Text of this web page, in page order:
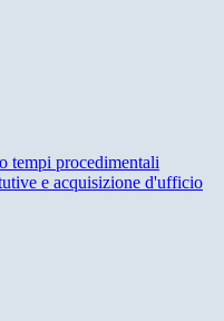
tempi procedimentali
e acquisizione d'ufficio